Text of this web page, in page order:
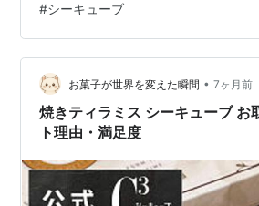
#シーキューブ
お菓子が世界を変えた瞬間 • 7ヶ月前
焼きティラミス シーキューブ お
ト理由・満足度